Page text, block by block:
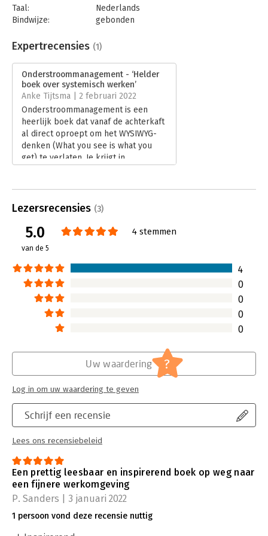
Taal:
Nederlands
Bindwijze:
gebonden
Uitgever:
Ter Bogt & Bakker
Verschijningsdatum:
Hoofdrubriek: Leiderschap
Expertrecensies (1)
Onderstroommanagement - ‘Helder
boek over systemisch werken’
Anke Tijtsma | 2 februari 2022
Onderstroommanagement is een
heerlijk boek dat vanaf de achterkaft
al direct oproept om het WYSIWYG-
denken (What you see is what you
get) te verlaten. Je krijgt in
Lezersrecensies (3)
5.0
van de 5
4 stemmen
4
0
0
0
0
Schrijf een recensie
Lees ons recensiebeleid
Uw waardering ?
Log in om uw waardering te geven
Een prettig leesbaar en inspirerend boek op weg naar
een fijnere werkomgeving
P. Sanders | 3 januari 2022
1 persoon vond deze recensie nuttig